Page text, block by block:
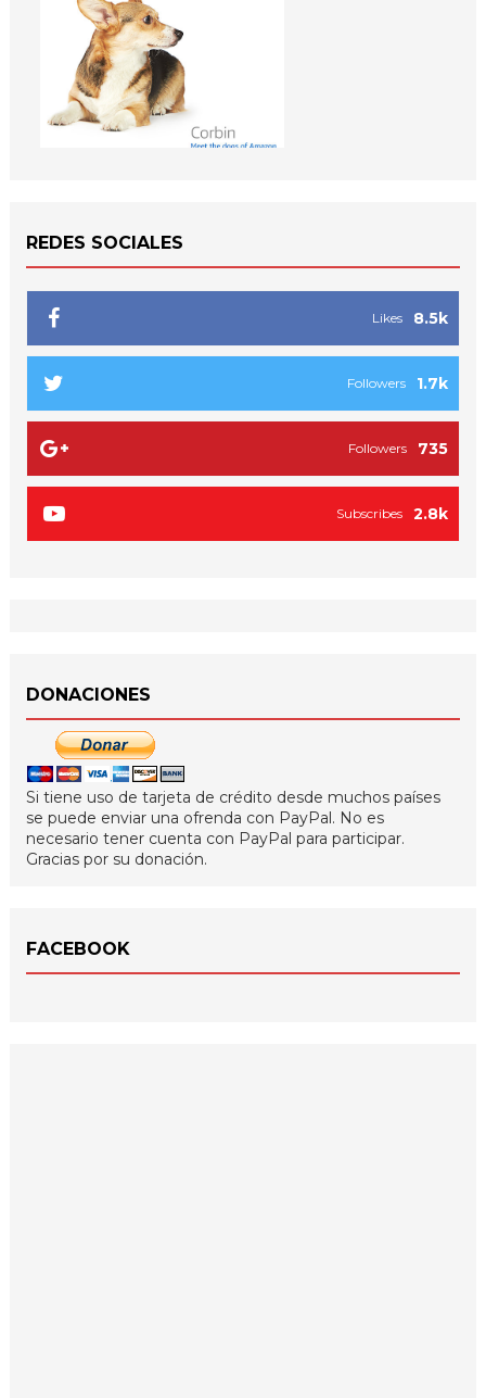
REDES SOCIALES
8.5k
Likes
1.7k
Followers
735
Followers
2.8k
Subscribes
DONACIONES
Si tiene uso de tarjeta de crédito desde muchos países
se puede enviar una ofrenda con PayPal. No es
necesario tener cuenta con PayPal para participar.
Gracias por su donación.
FACEBOOK